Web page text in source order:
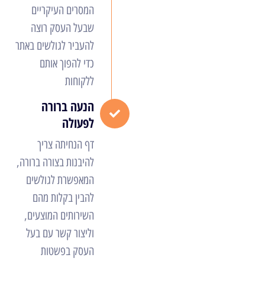
המסרים העיקריים
שבעל העסק רוצה
להעביר לגולשים באתר
כדי להפוך אותם
ללקוחות
הנעה ברורה
לפעולה
דף הנחיתה צריך
להיבנות בצורה ברורה,
המאפשרת לגולשים
להבין בקלות מהם
השירותים המוצעים,
וליצור קשר עם בעל
העסק בפשטות